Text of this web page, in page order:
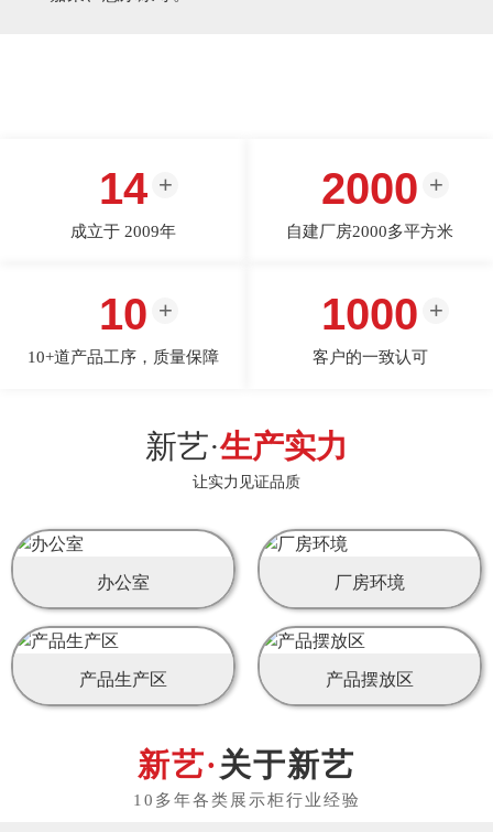
14
成立于 2009年
2000
自建厂房2000多平方米
10
10+道产品工序，质量保障
1000
客户的一致认可
新艺·生产实力
让实力见证品质
办公室 厂房环境
产品生产区 产品摆放区
关于新艺